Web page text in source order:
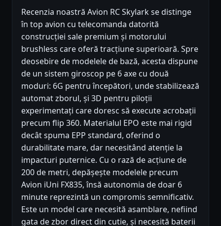
Recenzia noastră Avion RC Skylark se distinge
în top avion cu telecomanda datorită
construcției sale premium și motorului
brushless care oferă tracțiune superioară. Spre
deosebire de modelele de bază, acesta dispune
de un sistem giroscop pe 6 axe cu două
moduri: 6G pentru începători, unde stabilizează
automat zborul, și 3D pentru piloții
experimentați care doresc să execute acrobații
precum flip 360. Materialul EPO este mai rigid
decât spuma EPP standard, oferind o
durabilitate mare, dar necesitând atenție la
impacturi puternice. Cu o rază de acțiune de
200 de metri, depășește modelele precum
Avion iUni FX835, însă autonomia de doar 6
minute reprezintă un compromis semnificativ.
Este un model care necesită asamblare, nefiind
gata de zbor direct din cutie, și necesită baterii